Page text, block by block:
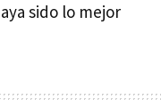
sido lo mejor